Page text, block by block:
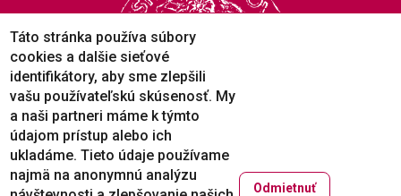
Táto stránka používa súbory
cookies a dalšie sieťové
identifikátory, aby sme zlepšili
vašu používateľskú skúsenosť. My
a naši partneri máme k týmto
údajom prístup alebo ich
ukladáme. Tieto údaje používame
najmä na anonymnú analýzu
Odmietnuť